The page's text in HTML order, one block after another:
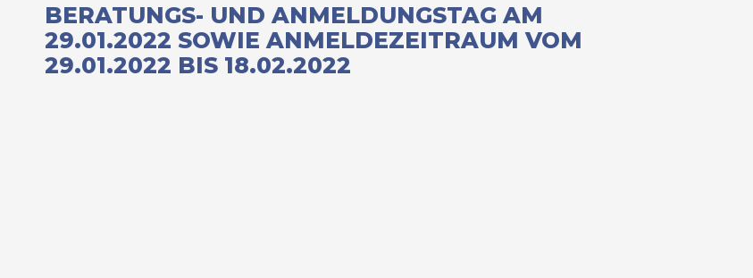
BERATUNGS- UND ANMELDUNGSTAG AM
29.01.2022 SOWIE ANMELDEZEITRAUM VOM
29.01.2022 BIS 18.02.2022